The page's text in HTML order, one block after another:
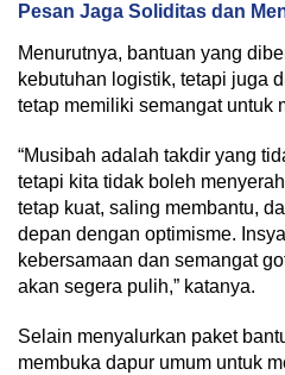
Pesan Jaga Soliditas dan
Menurutnya, bantuan yang
kebutuhan logistik, tetapi juga
tetap memiliki semangat untuk
“Musibah adalah takdir yang
tetapi kita tidak boleh
tetap kuat, saling membantu,
depan dengan optimisme.
kebersamaan dan semangat
akan segera pulih,” katanya.
Selain menyalurkan paket
membuka dapur umum untuk